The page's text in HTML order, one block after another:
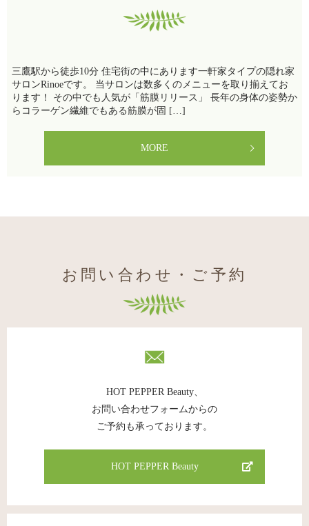
三鷹駅から徒歩10分 住宅街の中にあります一軒家タイプの隠れ家
サロンRinoeです。 当サロンは数多くのメニューを取り揃えてお
ります！ その中でも人気が「筋膜リリース」 長年の身体の姿勢か
らコラーゲン繊維でもある筋膜が固 […]
MORE
お問い合わせ・ご予約
HOT PEPPER Beauty、
お問い合わせフォームからの
ご予約も承っております。
HOT PEPPER Beauty